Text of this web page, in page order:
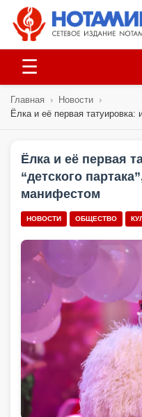
☰
Главная › Новости ›
Ёлка и её первая татуировка:
Ёлка и её первая
“детского
манифестом
НОВОСТИ ОБЩЕСТВО